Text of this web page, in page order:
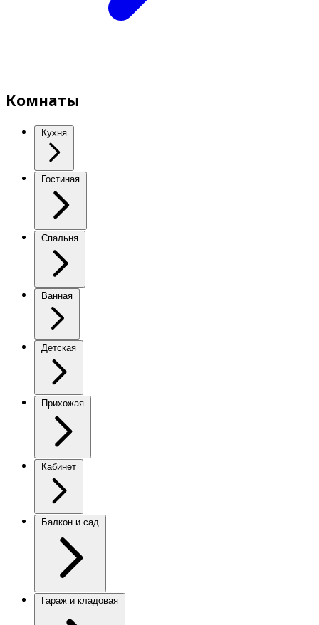
Комнаты
Кухня
Гостиная
Спальня
Ванная
Детская
Прихожая
Кабинет
Балкон и сад
Гараж и кладовая